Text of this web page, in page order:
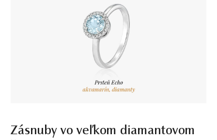
Zásnuby vo veľkom diamantovom